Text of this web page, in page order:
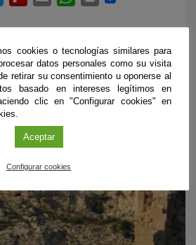
PUBLICACIONES
cookies o tecnologías similares para
datos personales como su visita
retirar su consentimiento u oponerse al
basado en intereses legítimos en
clic en "Configurar cookies" en
Aceptar
Configurar cookies